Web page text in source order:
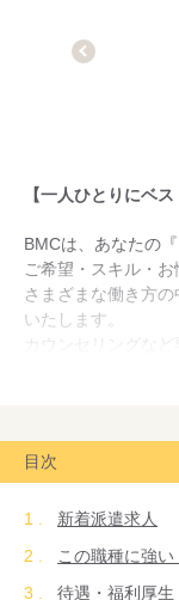
【一人ひとりにベ
BMCは、あなたの
ご希望・スキル・お
さまざまな働き方
いたします。
カウンセリングな
目次
新着派遣求人
この職種に強い
待遇・福利厚生